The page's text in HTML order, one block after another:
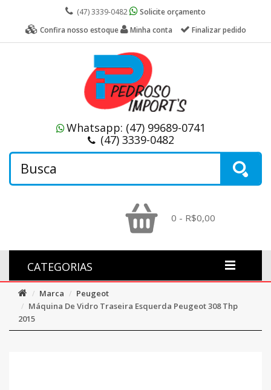
(47) 3339-0482
Solicite orçamento
Confira nosso estoque
Minha conta Finalizar pedido
Whatsapp: (47) 99689-0741
(47) 3339-0482
0 - R$0,00
CATEGORIAS
Marca
Peugeot
Máquina De Vidro Traseira Esquerda Peugeot 308 Thp
2015